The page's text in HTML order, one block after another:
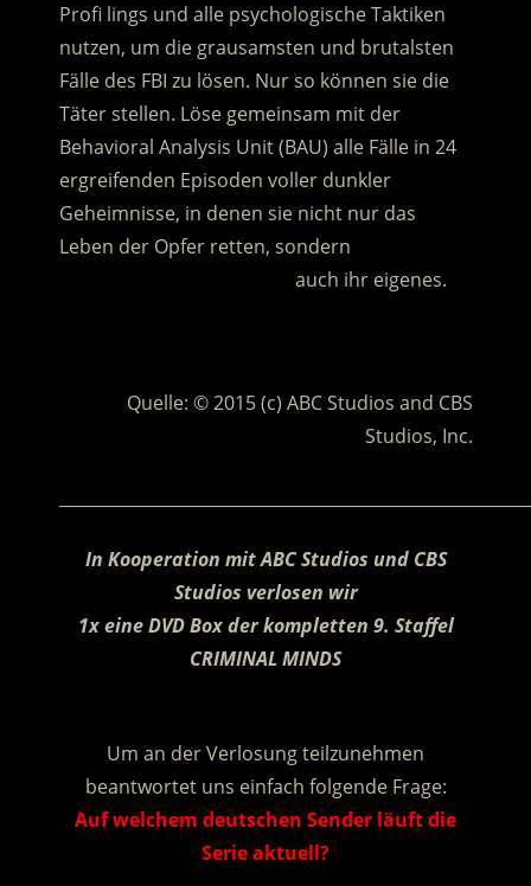
Profi lings und alle psychologische Taktiken
nutzen, um die grausamsten und brutalsten
Fälle des FBI zu lösen. Nur so können sie die
Täter stellen. Löse gemeinsam mit der
Behavioral Analysis Unit (BAU) alle Fälle in 24
ergreifenden Episoden voller dunkler
Geheimnisse, in denen sie nicht nur das
Leben der Opfer retten, sondern
auch ihr eigenes.
Quelle: © 2015 (c) ABC Studios and CBS
Studios, Inc.
In Kooperation mitABC Studios und CBS
Studios verlosen wir
1x eine DVD Box der kompletten 9. Staffel
CRIMINAL MINDS
Um an der Verlosung teilzunehmen
beantwortet uns einfach folgende Frage:
Auf welchem deutschen Sender läuft die
Serie aktuell?